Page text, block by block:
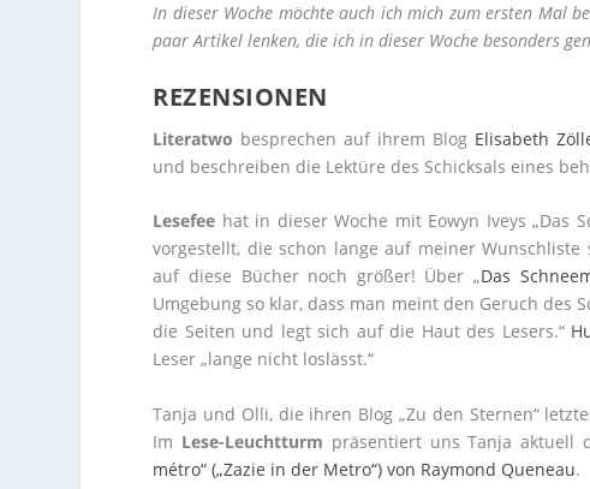
In dieser Woche möchte auch ich mich zum ersten Mal
paar Artikel lenken, die ich in dieser Woche besonders
REZENSIONEN
Literatwo besprechen auf ihrem Blog Elisabeth
und beschreiben die Lektüre des Schicksals eines
Lesefee hat in dieser Woche mit Eowyn Iveys „Das
vorgestellt, die schon lange auf meiner
auf diese Bücher noch größer! Über „Das
Umgebung so klar, dass man meint den Geruch des
die Seiten und legt sich auf die Haut des Lesers.“
Leser „lange nicht loslässt.“
Tanja und Olli, die ihren Blog „Zu den Sternen“
Im Lese-Leuchtturm präsentiert uns Tanja aktuell
métro“ („Zazie in der Metro“) von Raymond Queneau.